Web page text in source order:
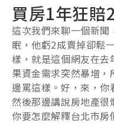
買房1年狂賠
這次我們來聊一個新
眠，他虧2成賣掉卻鬆
樣，就是這個網友在
果資金需求突然暴增
邊罵這樣。好，來，你
然後那邊講說房地產很
你要怎麼解釋台北市房